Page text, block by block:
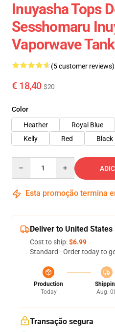
Inuyasha Tops
Sesshomaru
Vaporwave
(5 customer reviews)
€ 18,40 $20
Color
Heather
Royal Blue
Kelly
Red Black
Esta promoção termina
Deliver to United States
Cost to ship:$6.99
Standard - Order today to
Production
Today
Aug.
Transação segura